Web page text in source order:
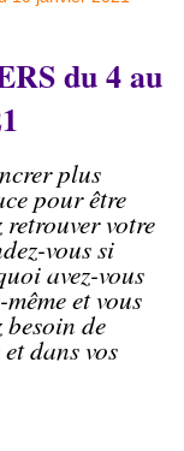
du 4 au
plus
pour être
retrouver votre
vous si
avez-vous
et vous
besoin de
dans vos